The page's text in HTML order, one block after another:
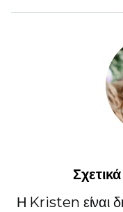
Η Kristen είναι